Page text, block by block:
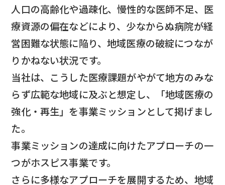
人口の高齢化や過疎化、慢性的な医師不足、医
療資源の偏在などにより、 少なからぬ病院が経
営困難な状態に陥り、地域医療の破綻につなが
りかねない状況です。
当社は、こうした医療課題がやがて地方のみな
らず広範な地域に及ぶと想定し、
「地域医療の
強化・再生」を事業ミッションとして掲げまし
た。
事業ミッションの達成に向けたアプローチの一
つがホスピス事業です。
さらに多様なアプローチを展開するため、地域